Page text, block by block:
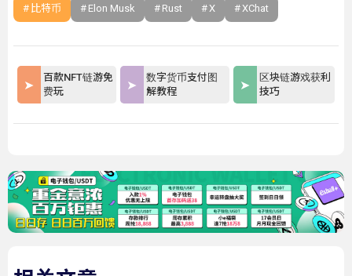
比特币 Elon Musk Rust X XChat
百款NFT链游免
费玩
数字货币支付图
解教程
区块链游戏获利
技巧